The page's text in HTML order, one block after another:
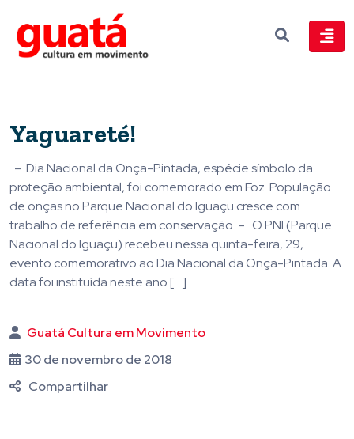
Yaguareté!
– Dia Nacional da Onça-Pintada, espécie símbolo da
proteção ambiental, foi comemorado em Foz. População
de onças no Parque Nacional do Iguaçu cresce com
trabalho de referência em conservação – . O PNI (Parque
Nacional do Iguaçu) recebeu nessa quinta-feira, 29,
evento comemorativo ao Dia Nacional da Onça-Pintada. A
data foi instituída neste ano […]
Guatá Cultura em Movimento
30 de novembro de 2018
Compartilhar